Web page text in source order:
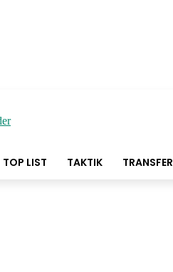
TOP LIST TAKTIK TRANSFER